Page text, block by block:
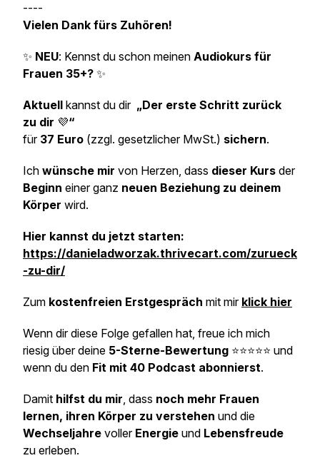
----
Vielen Dank fürs Zuhören!
✨ NEU: Kennst du schon meinen Audiokurs für
Frauen 35+? ✨
Aktuell kannst du dir „Der erste Schritt zurück
zu dir 💜“
für 37 Euro (zzgl. gesetzlicher MwSt.) sichern.
Ich wünsche mir von Herzen, dass dieser Kurs der
Beginn einer ganz neuen Beziehung zu deinem
Körper wird.
Hier kannst du jetzt starten:
https://danieladworzak.thrivecart.com/zurueck
-zu-dir/
Zum kostenfreien Erstgespräch mit mir klick hier
Wenn dir diese Folge gefallen hat, freue ich mich
riesig über deine 5-Sterne-Bewertung ⭐⭐⭐⭐⭐ und
wenn du den Fit mit 40 Podcast abonnierst.
Damit hilfst du mir, dass noch mehr Frauen
lernen, ihren Körper zu verstehen und die
Wechseljahre voller Energie und Lebensfreude
zu erleben.